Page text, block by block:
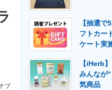
業のIT導入・活用を支援
ルギーの専門メディア 建設×
ブ
【抽選
フトカー
ケート実
【iHerb
みんなが
気商品